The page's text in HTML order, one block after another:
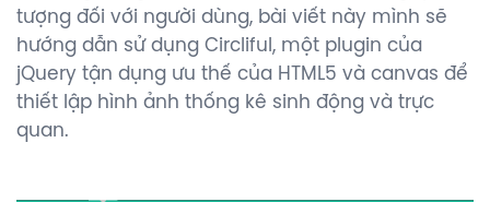
tượng đối với người dùng, bài viết này mình sẽ
hướng dẫn sử dụng Circliful, một plugin của
jQuery tận dụng ưu thế của HTML5 và canvas để
thiết lập hình ảnh thống kê sinh động và trực
quan.